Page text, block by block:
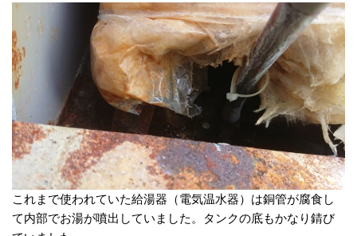
これまで使われていた給湯器（電気温水器）は銅管が腐食し
て内部でお湯が噴出していました。タンクの底もかなり錆び